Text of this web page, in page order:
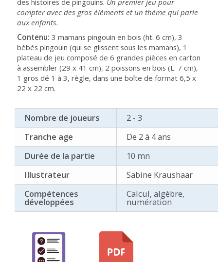
des histoires de pingouins. Un premier jeu pour
compter avec des gros éléments et un thème qui parle
aux enfants.
Contenu: 3 mamans pingouin en bois (ht. 6 cm), 3
bébés pingouin (qui se glissent sous les mamans), 1
plateau de jeu composé de 6 grandes pièces en carton
à assembler (29 x 41 cm), 2 poissons en bois (L. 7 cm),
1 gros dé 1 à 3, règle, dans une boîte de format 6,5 x
22 x 22 cm.
Nombre de joueurs
2 - 3
Tranche age
De 2 à 4 ans
Durée de la partie
10 mn
Illustrateur
Sabine Kraushaar
Compétences
développées
Calcul, algèbre,
numération